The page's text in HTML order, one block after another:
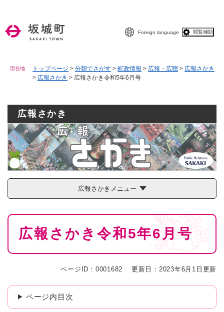
Foreign language 閲覧補助
現在地 トップページ > 分類でさがす > 町政情報 > 広報・広聴 > 広報さかき
> 広報さかき > 広報さかき令和5年6月号
広報さかき
広報さかきメニュー
本
広報さかき令和5年6月号
ページID：0001682 更新日：2023年6月1日更新
ページ内目次